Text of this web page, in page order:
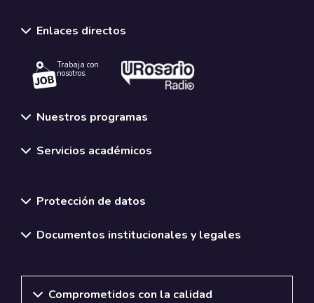
Enlaces directos
Trabaja con
nosotros.
Nuestros programas
Servicios académicos
Protección de datos
Documentos institucionales y legales
Comprometidos con la calidad